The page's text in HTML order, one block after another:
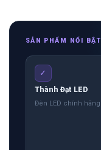
SẢN PHẨM NỔI BẬT
✓
Thành Đạt LED
Đèn LED chính hãng